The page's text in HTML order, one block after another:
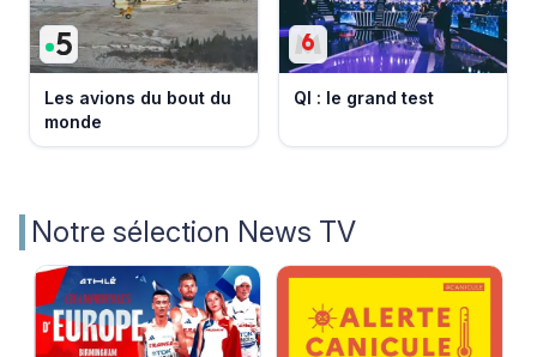
Les avions du bout du
monde
QI : le grand test
Notre sélection News TV